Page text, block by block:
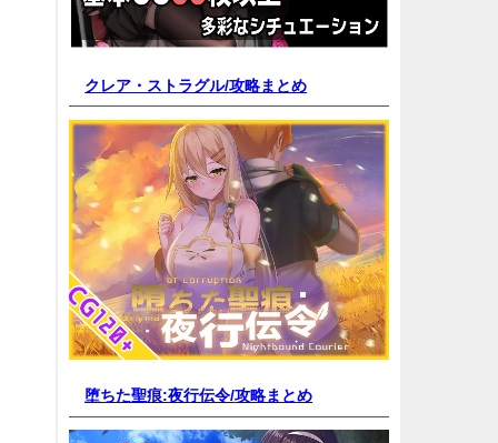
クレア・ストラグル/攻略まとめ
堕ちた聖痕:夜行伝令/攻略まとめ